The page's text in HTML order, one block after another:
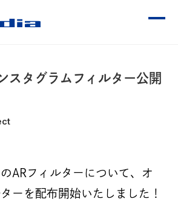
スタグラムフィルター公開
ARフィルターについて、オ
ーを配布開始いたしました！